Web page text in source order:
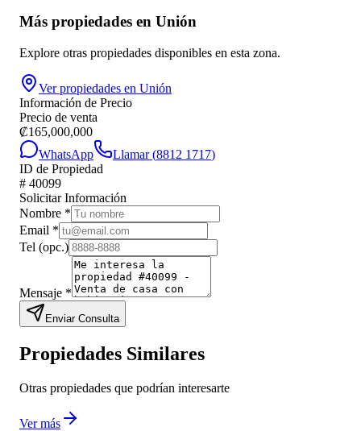
Más propiedades en Unión
Explore otras propiedades disponibles en esta zona.
Ver propiedades en Unión
Información de Precio
Precio de venta
₡165,000,000
WhatsApp
Llamar (8812 1717)
ID de Propiedad
# 40099
Solicitar Información
Nombre *
Email *
Tel (opc.)
Mensaje *
Enviar Consulta
Propiedades Similares
Otras propiedades que podrían interesarte
Ver más